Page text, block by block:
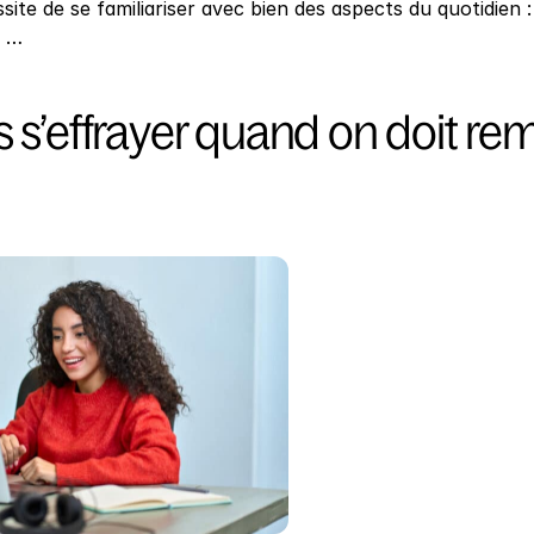
de se familiariser avec bien des aspects du quotidien
…
s’effrayer quand on doit